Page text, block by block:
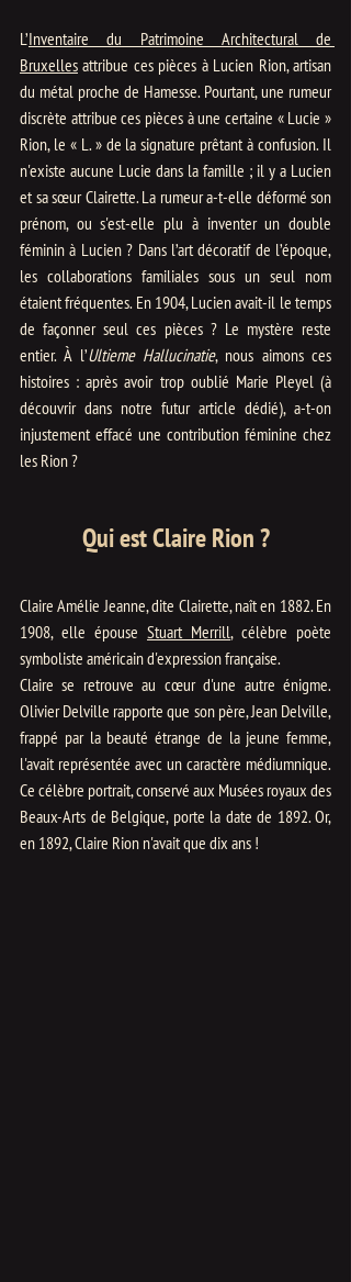
L’Inventaire du Patrimoine Architectural de
Bruxelles attribue ces pièces à Lucien Rion, artisan
du métal proche de Hamesse. Pourtant, une rumeur
discrète attribue ces pièces à une certaine « Lucie »
Rion, le « L. » de la signature prêtant à confusion. Il
n'existe aucune Lucie dans la famille ; il y a Lucien
et sa sœur Clairette. La rumeur a-t-elle déformé son
prénom, ou s'est-elle plu à inventer un double
féminin à Lucien ? Dans l’art décoratif de l’époque,
les collaborations familiales sous un seul nom
étaient fréquentes. En 1904, Lucien avait-il le temps
de façonner seul ces pièces ? Le mystère reste
entier. À l’Ultieme Hallucinatie, nous aimons ces
histoires : après avoir trop oublié Marie Pleyel (à
découvrir dans notre futur article dédié), a-t-on
injustement effacé une contribution féminine chez
les Rion ?
Qui est Claire Rion ?
Claire Amélie Jeanne, dite Clairette, naît en 1882. En
1908, elle épouse Stuart Merrill, célèbre poète
symboliste américain d'expression française.
Claire se retrouve au cœur d'une autre énigme.
Olivier Delville rapporte que son père, Jean Delville,
frappé par la beauté étrange de la jeune femme,
l'avait représentée avec un caractère médiumnique.
Ce célèbre portrait, conservé aux Musées royaux des
Beaux-Arts de Belgique, porte la date de 1892. Or,
en 1892, Claire Rion n'avait que dix ans !